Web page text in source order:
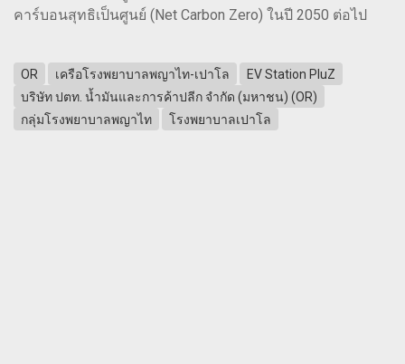
คาร์บอนสุทธิเป็นศูนย์ (Net Carbon Zero) ในปี 2050 ต่อไป
OR เครือโรงพยาบาลพญาไท-เปาโล
EV Station PluZ
บริษัท ปตท. น้ำมันและการค้าปลีก จำกัด (มหาชน) (OR)
กลุ่มโรงพยาบาลพญาไท
โรงพยาบาลเปาโล